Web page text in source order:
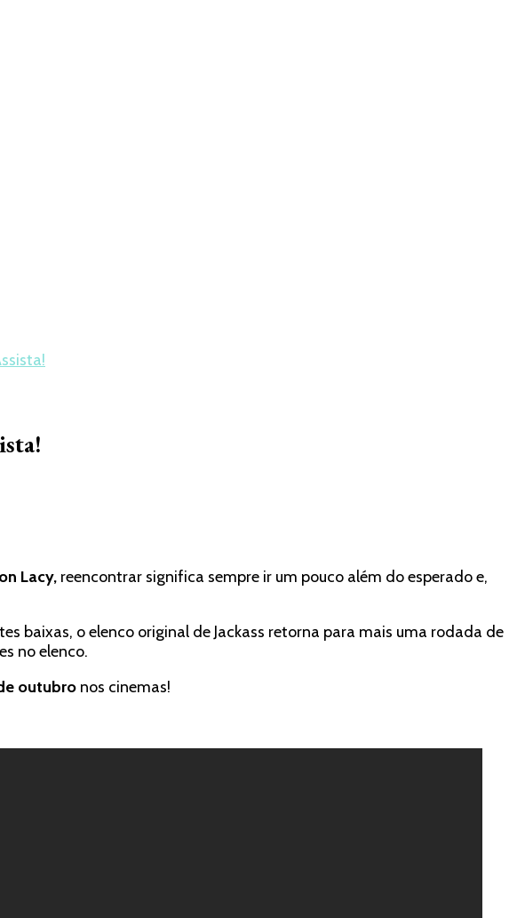
Lacy, reencontrar significa sempre ir um pouco além do esperado e,
baixas, o elenco original de Jackass retorna para mais uma rodada de
no elenco.
outubro nos cinemas!